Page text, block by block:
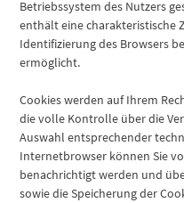
Betriebssystem des Nutzers
enthält eine charakteristische
Identifizierung des Browsers
ermöglicht.
Cookies werden auf Ihrem
die volle Kontrolle über die
Auswahl entsprechender
Internetbrowser können Sie
benachrichtigt werden und
sowie die Speicherung der